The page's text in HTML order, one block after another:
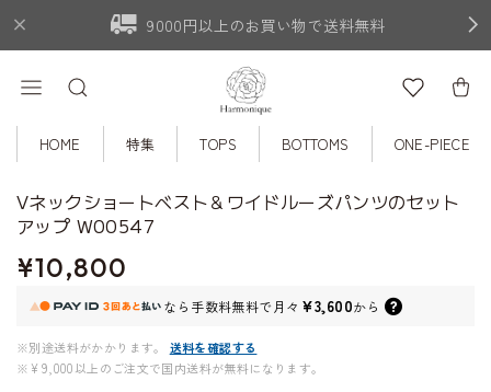
9000円以上のお買い物で送料無料
HOME 特集 TOPS BOTTOMS ONE-PIECE
Vネックショートベスト＆ワイドルーズパンツのセット
アップ W00547
¥10,800
なら 手数料無料で月々 ¥3,600から
※別途送料がかかります。
送料を確認する
※¥9,000以上のご注文で国内送料が無料になります。